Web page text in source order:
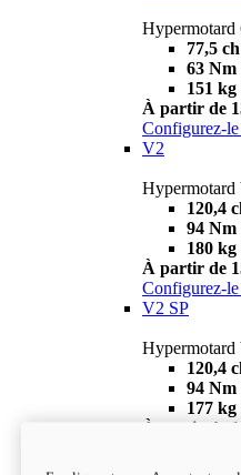
Hypermotard
77,5 ch
63 Nm
151 kg
À partir de
Configurez-le
V2
Hypermotard
120,4
94 Nm
180 kg
À partir de
Configurez-le
V2 SP
Hypermotard
120,4
94 Nm
177 kg
À partir de
new
V2 SP